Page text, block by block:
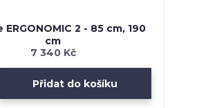
ERGONOMIC 2 - 85 cm, 190
cm
7 340 Kč
Přidat do košíku